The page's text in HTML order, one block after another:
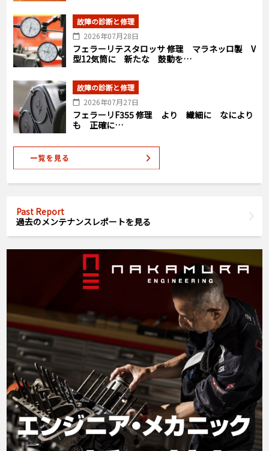
故障の診断と修理
2026年07月28日
フェラーリテスタロッサ 修理 マラネッロ製 V
型12気筒に 新たな 鼓動を…
故障の診断と修理
2026年07月27日
フェラーリF355 修理 より 繊細に なにより
も 正確に…
Past Report
過去のメンテナンスレポートを見る